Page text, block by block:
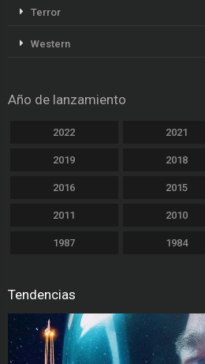
Terror
Western
Año de lanzamiento
2022 2021
2019 2018
2016 2015
2011 2010
1987 1984
Tendencias